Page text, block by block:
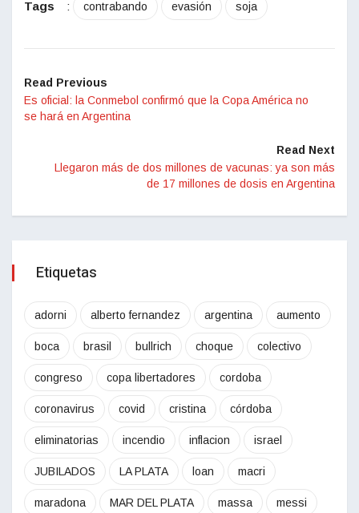
Tags : contrabando evasión soja
Read Previous
Es oficial: la Conmebol confirmó que la Copa América no
se hará en Argentina
Read Next
Llegaron más de dos millones de vacunas: ya son más
de 17 millones de dosis en Argentina
Etiquetas
adorni alberto fernandez argentina aumento
boca brasil bullrich choque colectivo
congreso copa libertadores cordoba
coronavirus covid cristina córdoba
eliminatorias incendio inflacion israel
JUBILADOS LA PLATA loan macri
maradona MAR DEL PLATA massa messi